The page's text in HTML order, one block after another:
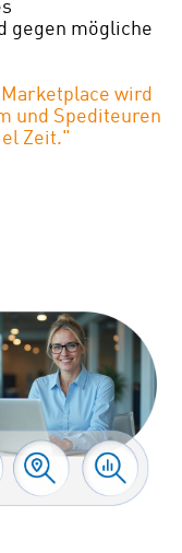
gegen mögliche
wird
und Spediteuren
Zeit."